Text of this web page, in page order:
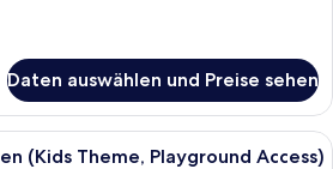
Daten auswählen und Preise sehen
Ein Kinderzimmer mit
(Kids Theme, Playground Access)